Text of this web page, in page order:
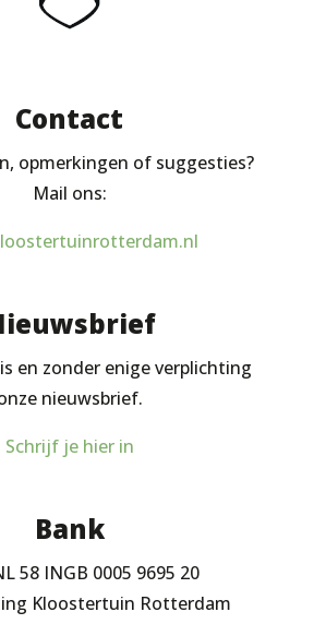
Contact
opmerkingen of suggesties?
Mail ons:
en zonder enige verplichting
nieuwsbrief.
Schrijf je hier in
Bank
58 INGB 0005 9695 20
Kloostertuin Rotterdam